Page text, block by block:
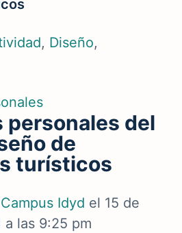
, Diseño,
personales del
de
turísticos
Campus Idyd el 15 de
a las 9:25 pm